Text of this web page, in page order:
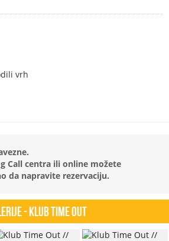
vrh
Call centra ili online možete
da napravite rezervaciju.
- Klub Time Out